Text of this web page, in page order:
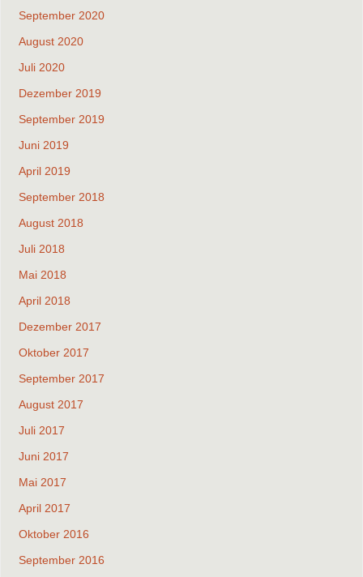
September 2020
August 2020
Juli 2020
Dezember 2019
September 2019
Juni 2019
April 2019
September 2018
August 2018
Juli 2018
Mai 2018
April 2018
Dezember 2017
Oktober 2017
September 2017
August 2017
Juli 2017
Juni 2017
Mai 2017
April 2017
Oktober 2016
September 2016